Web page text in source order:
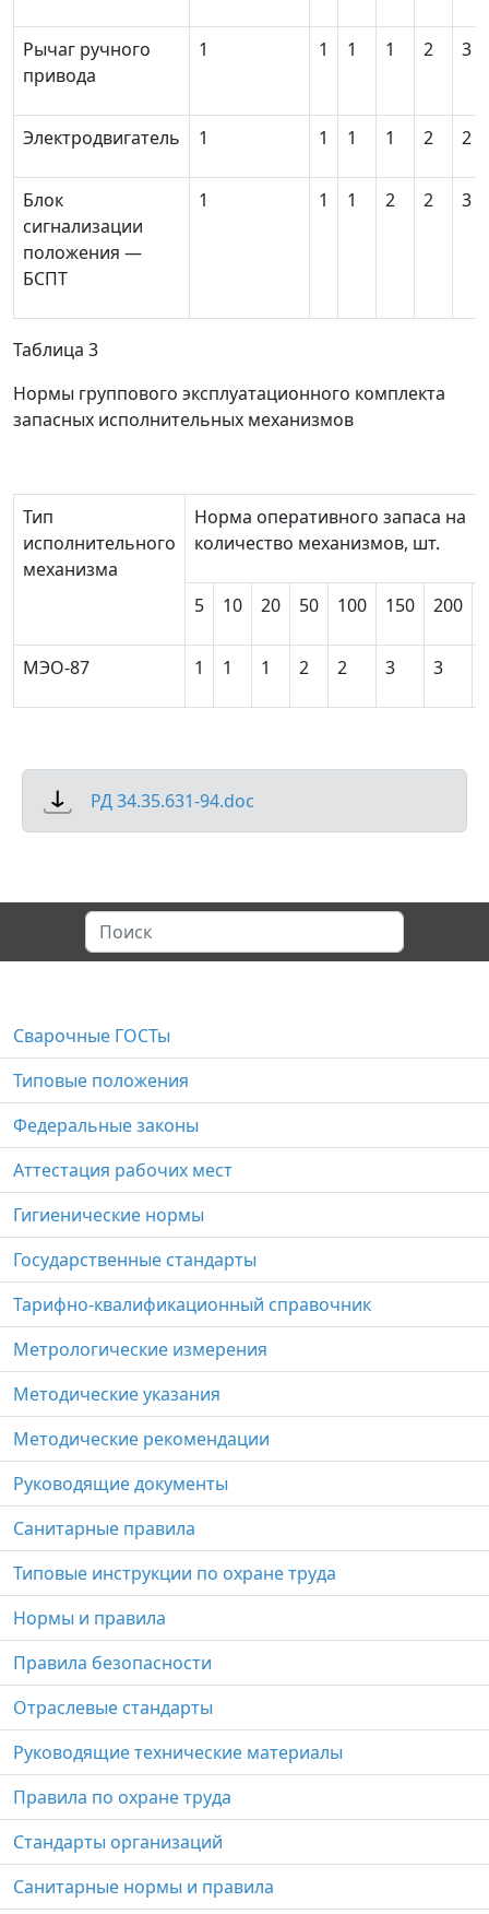
Рычаг ручного
привода
1 1 1 1 2 3
Электродвигатель 1 1 1 1 2 2
Блок
сигнализации
положения —
БСПТ
1 1 1 2 2 3
Таблица 3
Нормы группового эксплуатационного комплекта
запасных исполнительных механизмов
Тип
исполнительного
механизма
Норма оперативного запаса на
количество механизмов, шт.
5 10 20 50 100 150 200
МЭО-87 1 1 1 2 2 3 3
РД 34.35.631-94.doc
Сварочные ГОСТы
Типовые положения
Федеральные законы
Аттестация рабочих мест
Гигиенические нормы
Государственные стандарты
Тарифно-квалификационный справочник
Метрологические измерения
Методические указания
Методические рекомендации
Руководящие документы
Санитарные правила
Типовые инструкции по охране труда
Нормы и правила
Правила безопасности
Отраслевые стандарты
Руководящие технические материалы
Правила по охране труда
Стандарты организаций
Санитарные нормы и правила